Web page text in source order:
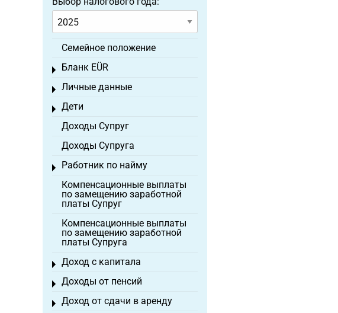
Семейное положение
Бланк EÜR
Toggle menu
Личные данные
Toggle menu
Дети
Toggle menu
Доходы Супруг
Доходы Супруга
Работник по найму
Toggle menu
Компенсационные выплаты
по замещению заработной
платы Супруг
Компенсационные выплаты
по замещению заработной
платы Супруга
Доход с капитала
Toggle menu
Доходы от пенсий
Toggle menu
Доход от сдачи в аренду
Toggle menu